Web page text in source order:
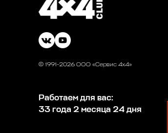
© 1991-2026 ООО «Сервис 4х4»
Работаем для вас:
33 года 2 месяца 24 дня